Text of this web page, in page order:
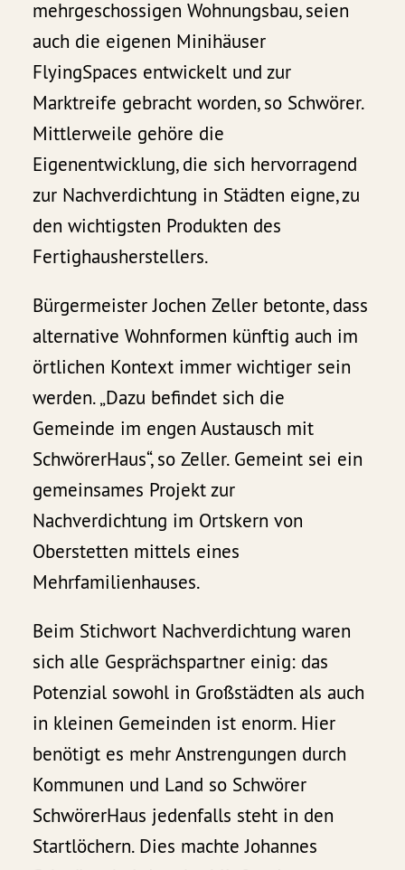
mehrgeschossigen Wohnungsbau, seien
auch die eigenen Minihäuser
FlyingSpaces entwickelt und zur
Marktreife gebracht worden, so Schwörer.
Mittlerweile gehöre die
Eigenentwicklung, die sich hervorragend
zur Nachverdichtung in Städten eigne, zu
den wichtigsten Produkten des
Fertighausherstellers.
Bürgermeister Jochen Zeller betonte, dass
alternative Wohnformen künftig auch im
örtlichen Kontext immer wichtiger sein
werden. „Dazu befindet sich die
Gemeinde im engen Austausch mit
SchwörerHaus“, so Zeller. Gemeint sei ein
gemeinsames Projekt zur
Nachverdichtung im Ortskern von
Oberstetten mittels eines
Mehrfamilienhauses.
Beim Stichwort Nachverdichtung waren
sich alle Gesprächspartner einig: das
Potenzial sowohl in Großstädten als auch
in kleinen Gemeinden ist enorm. Hier
benötigt es mehr Anstrengungen durch
Kommunen und Land so Schwörer
SchwörerHaus jedenfalls steht in den
Startlöchern. Dies machte Johannes